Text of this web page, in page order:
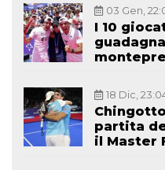
03 Gen,
I 10
18 Dic,
partita
il Master